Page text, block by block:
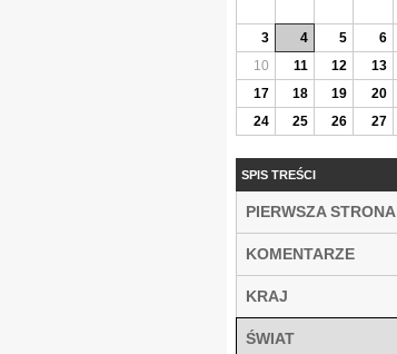
3
4 5 6
10
11 12 13
17
18 19 20
24
25 26 27
SPIS TREŚCI
PIERWSZA STRONA
KOMENTARZE
KRAJ
ŚWIAT